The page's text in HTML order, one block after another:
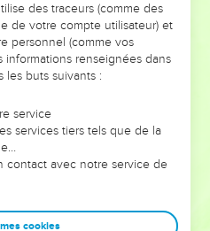
!
VOUS ÉVITER LES
?
moins les doutes, les erreurs
traversés, alors même que ce
ont façonnés.
entrepreneurs, et responsables
sagesse afin que leurs erreurs
des traceurs (comme des
de votre compte utilisateur) et
personnel (comme vos
renseignées dans
les buts suivants :
service
services tiers tels que de la
contact avec notre service de
cookies